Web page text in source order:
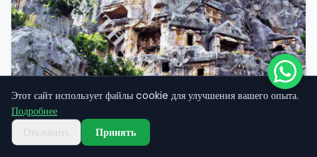
Этот сайт использует файлы cookie для улучшения вашего опыта.
Подробнее
Отклонить
Принять